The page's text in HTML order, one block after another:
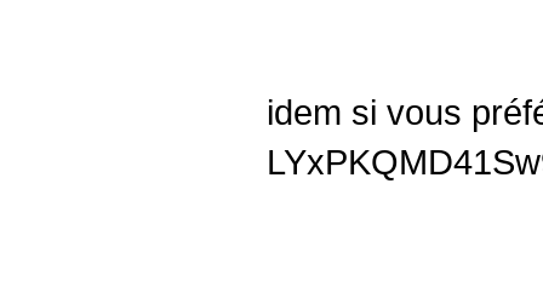
idem si vous